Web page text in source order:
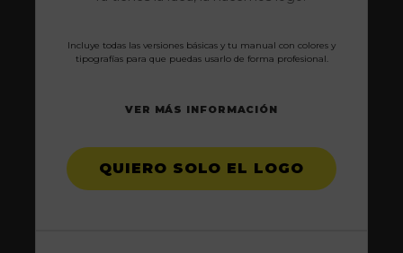
Incluye todas las versiones básicas y tu manual con colores y
tipografías para que puedas usarlo de forma profesional.
VER MÁS INFORMACIÓN
QUIERO SOLO EL LOGO